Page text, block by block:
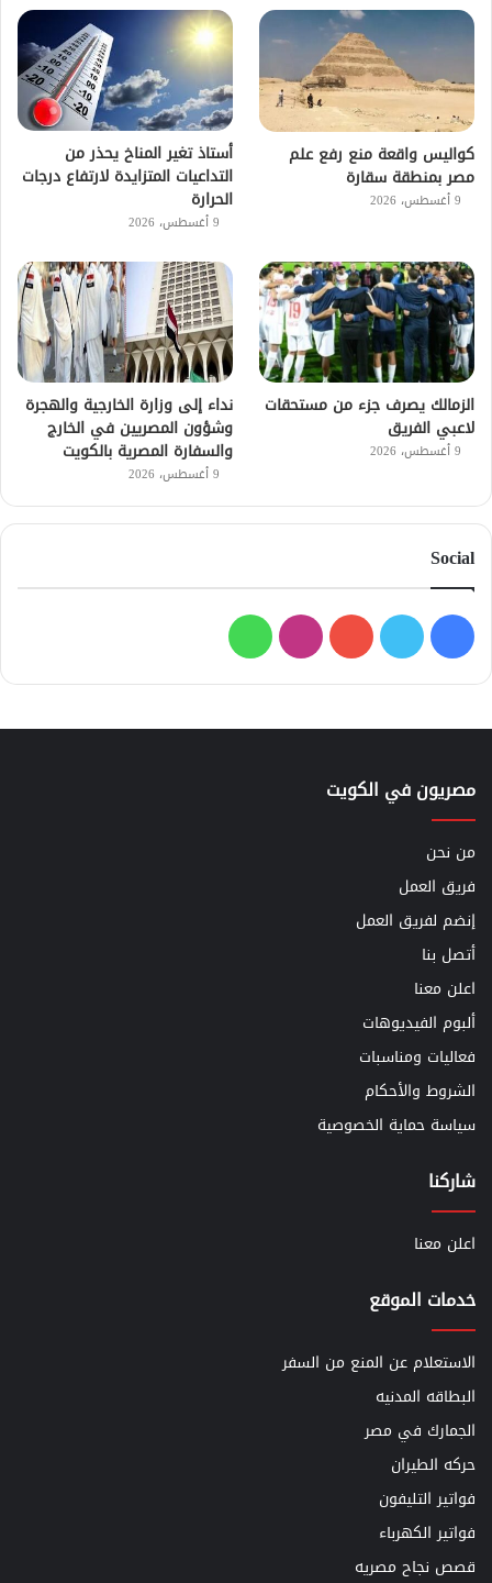
كواليس واقعة منع رفع علم
مصر بمنطقة سقارة
9 أغسطس، 2026
أستاذ تغير المناخ يحذر من
التداعيات المتزايدة لارتفاع درجات
الحرارة
9 أغسطس، 2026
الزمالك يصرف جزء من مستحقات
لاعبي الفريق
9 أغسطس، 2026
نداء إلى وزارة الخارجية والهجرة
وشؤون المصريين في الخارج
والسفارة المصرية بالكويت
9 أغسطس، 2026
Social
فيسبوك
تويتر يوتيوبانستقرامواتساب
مصريون في الكويت
من نحن
فريق العمل
إنضم لفريق العمل
أتصل بنا
اعلن معنا
ألبوم الفيديوهات
فعاليات ومناسبات
الشروط والأحكام
سياسة حماية الخصوصية
شاركنا
اعلن معنا
خدمات الموقع
الاستعلام عن المنع من السفر
البطاقه المدنيه
الجمارك في مصر
حركه الطيران
فواتير التليفون
فواتير الكهرباء
قصص نجاح مصريه